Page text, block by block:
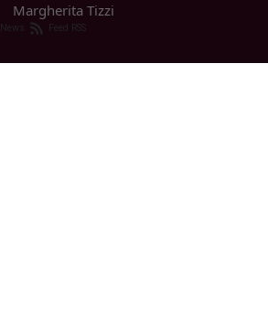
Margherita Tizzi
News Feed RSS